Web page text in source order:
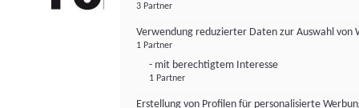
3 Partner
Verwendung reduzierter Daten zur Auswahl von
1 Partner
- mit berechtigtem Interesse
1 Partner
Erstellung von Profilen für personalisierte
FONDS professionell